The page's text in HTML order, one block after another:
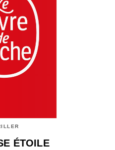
ÉTOILE